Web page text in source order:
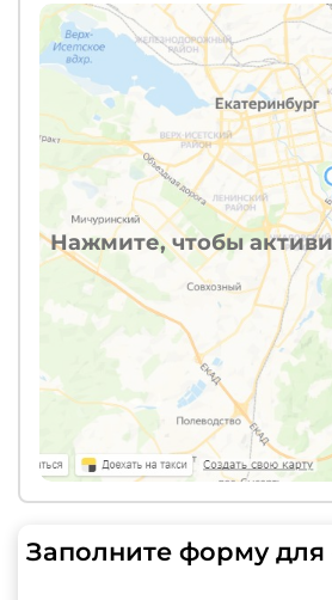
Нажмите, чтобы
Заполните форму для